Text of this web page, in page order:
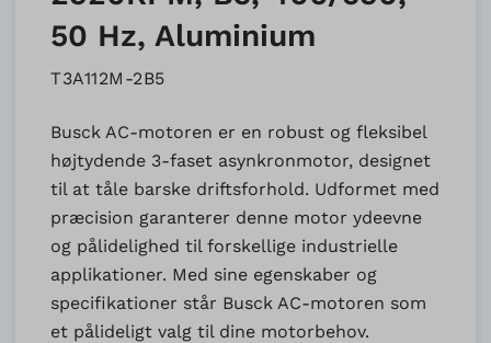
50 Hz, Aluminium
T3A112M-2B5
Busck AC-motoren er en robust og fleksibel
højtydende 3-faset asynkronmotor, designet
til at tåle barske driftsforhold. Udformet med
præcision garanterer denne motor ydeevne
og pålidelighed til forskellige industrielle
applikationer. Med sine egenskaber og
specifikationer står Busck AC-motoren som
et pålideligt valg til dine motorbehov.